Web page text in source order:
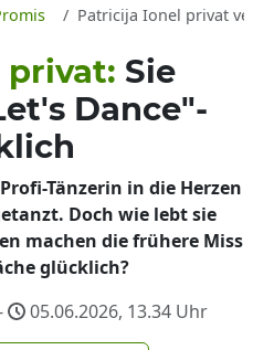
Patricija Ionel privat
privat: Sie
Dance"-
Tänzerin in die Herzen
Doch wie lebt sie
machen die frühere Miss
glücklich?
05.06.2026, 13.34 Uhr